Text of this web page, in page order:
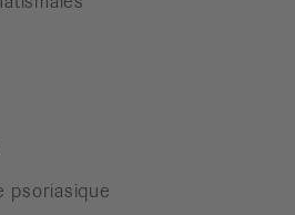
psoriasique